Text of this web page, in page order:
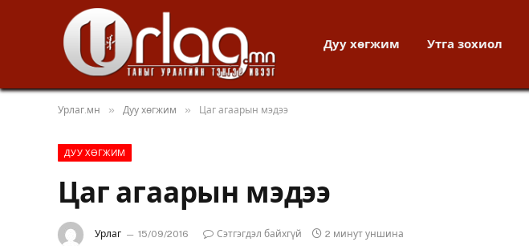
Дуу хөгжим Утга зохиол
Урлаг.мн » Дуу хөгжим » Цаг агаарын мэдээ
ДУУ ХӨГЖИМ
Цаг агаарын мэдээ
Урлаг 15/09/2016 Сэтгэгдэл байхгүй 2 минут уншина